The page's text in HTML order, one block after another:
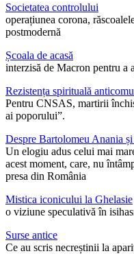
Societatea controlului
operațiunea corona,
postmodernă
Școala de acasă
interzisă de Macron pentru a
Rezistența spirituală
Pentru CNSAS, martirii
ai poporului”.
Despre Bartolomeu Anania
Un elogiu adus celui mai
acest moment, care, nu
presa din România
Mistica iconicului la Ghelasie
o viziune speculativă în
Surse antice
Ce au scris necreștinii la